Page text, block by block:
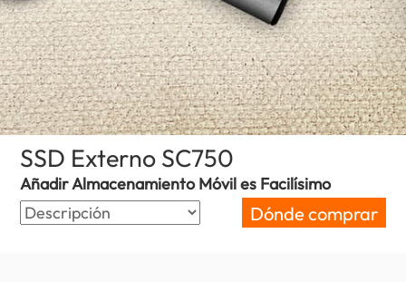
SSD Externo SC750
Añadir Almacenamiento Móvil es Facilísimo
Dónde comprar